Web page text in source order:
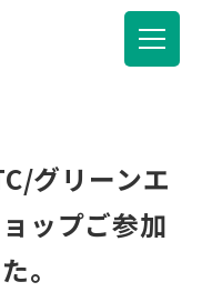
グリーンエ
ップご参加
。